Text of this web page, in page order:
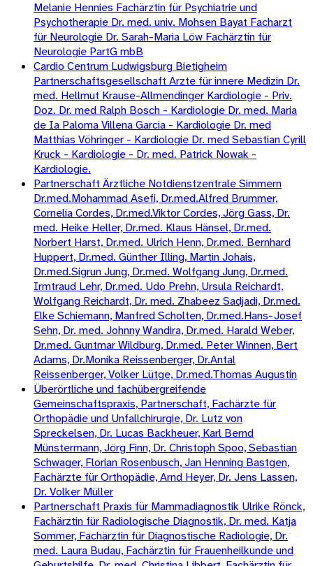
Melanie Hennies Fachärztin für Psychiatrie und
Psychotherapie Dr. med. univ. Mohsen Bayat Facharzt
für Neurologie Dr. Sarah-Maria Löw Fachärztin für
Neurologie PartG mbB
Cardio Centrum Ludwigsburg Bietigheim
Partnerschaftsgesellschaft Arzte für innere Medizin Dr.
med. Hellmut Krause-Allmendinger Kardiologie - Priv.
Doz. Dr. med Ralph Bosch - Kardiologie Dr. med. Maria
de Ia Paloma Villena Garcia - Kardiologie Dr. med
Matthias Vöhringer - Kardiologie Dr. med Sebastian Cyrill
Kruck - Kardiologie - Dr. med. Patrick Nowak -
Kardiologie.
Partnerschaft Ärztliche Notdienstzentrale Simmern
Dr.med.Mohammad Asefi, Dr.med.Alfred Brummer,
Cornelia Cordes, Dr.med.Viktor Cordes, Jörg Gass, Dr.
med. Heike Heller, Dr.med. Klaus Hänsel, Dr.med.
Norbert Harst, Dr.med. Ulrich Henn, Dr.med. Bernhard
Huppert, Dr.med. Günther Illing, Martin Johais,
Dr.med.Sigrun Jung, Dr.med. Wolfgang Jung, Dr.med.
Irmtraud Lehr, Dr.med. Udo Prehn, Ursula Reichardt,
Wolfgang Reichardt, Dr. med. Zhabeez Sadjadi, Dr.med.
Elke Schiemann, Manfred Scholten, Dr.med.Hans-Josef
Sehn, Dr. med. Johnny Wandira, Dr.med. Harald Weber,
Dr.med. Guntmar Wildburg, Dr.med. Peter Winnen, Bert
Adams, Dr.Monika Reissenberger, Dr.Antal
Reissenberger, Volker Lütge, Dr.med.Thomas Augustin
Überörtliche und fachübergreifende
Gemeinschaftspraxis, Partnerschaft, Fachärzte für
Orthopädie und Unfallchirurgie, Dr. Lutz von
Spreckelsen, Dr. Lucas Backheuer, Karl Bernd
Münstermann, Jörg Finn, Dr. Christoph Spoo, Sebastian
Schwager, Florian Rosenbusch, Jan Henning Bastgen,
Fachärzte für Orthopädie, Arnd Heyer, Dr. Jens Lassen,
Dr. Volker Müller
Partnerschaft Praxis für Mammadiagnostik Ulrike Rönck,
Fachärztin für Radiologische Diagnostik, Dr. med. Katja
Sommer, Fachärztin für Diagnostische Radiologie, Dr.
med. Laura Budau, Fachärztin für Frauenheilkunde und